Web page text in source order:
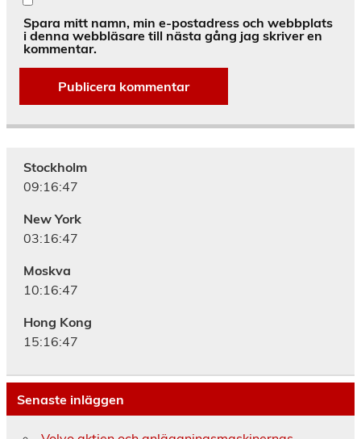
Spara mitt namn, min e-postadress och webbplats
i denna webbläsare till nästa gång jag skriver en
kommentar.
Alternative:
Stockholm
09:16:48
New York
03:16:48
Moskva
10:16:48
Hong Kong
15:16:48
Senaste inläggen